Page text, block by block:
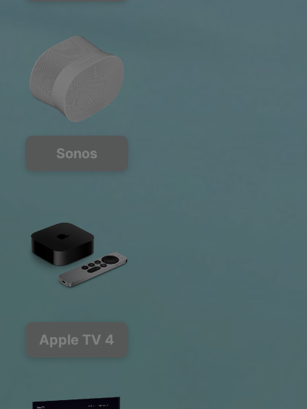
Sonos
Apple TV 4